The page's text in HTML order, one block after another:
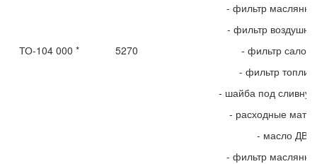
ТО-104 000 * 5270
- фильтр
- фильтр
- фильтр
- фильтр
- шайба под
- расходные
- масло ДВС
- фильтр